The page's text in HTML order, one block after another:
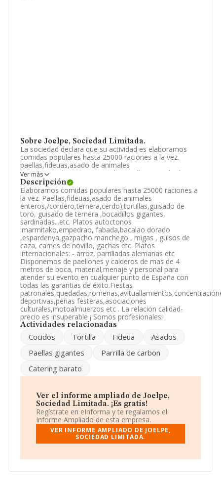
Sobre Joelpe, Sociedad Limitada.
La sociedad declara que su actividad es elaboramos
comidas populares hasta 25000 raciones a la vez.
paellas,fideuas,asado de animales
enteros,/cordero,ternera,cerdo);tortillas,guisado de
toro, guisado de ternera, bocadillos gigantes,
sardinadas..etc. platos autoctonos
:marmitako,empedrao, fabada. La empresa está
registrada como Sociedad Limitada. Su actividad CNAE
es 'Provisión de comidas preparadas para eventos' con
código 5621. La compañía no tiene actividad en
mercados exteriores.
La dirección de correo es
comercial@labambinacatering.com . Puedes visitar su
sitio web:www.labambinacatering.com.
La sociedad españolaJoelpe, Sociedad Limitada, CIF
B88685615, tiene su domicilio social establecido en
Calle Benigafull núm. 58 Piso 3 A, (12600), en el
municipio de La Vall D'uixo, en Castellón, Comunidad
Valenciana.
Con los datos a disposición de INFORMA sobre 3.753
nacional la facturación alcanza la cifra de 1.338 millones
356 mil euros de ventas. En cuanto a la información
INFORMA constan 44 empresas, cuyas ventas han
obtenido los 785 mil euros. Con el fin de ampliar la
antigüedad desde la constitución es de 9 años. La
media de empleados es de 6.
Ver más
Descripción
Elaboramos comidas populares hasta 25000 raciones a
la vez. Paellas,fideuas,asado de animales
enteros,/cordero,ternera,cerdo);tortillas,guisado de
toro, guisado de ternera ,bocadillos gigantes,
sardinadas...etc. Platos autoctonos
:marmitako,empedrao, fabada,bacalao dorado
,espardenya,gazpacho manchego , migas , guisos de
caza, carnes de novillo, gachas etc. Platos
internacionales: - arroz, parrilladas alemanas etc
Disponemos de paellones y calderos de mas de 4
metros de boca, material,menaje y personal para
atender su evento en cualquier punto de España con
todas las garantias de éxito.Fiestas
deportivas,peñas festeras,asociaciones
culturales,motoalmuerzos etc . La relacion calidad-
precio es insuperable ¡ Somos profesionales!
Actividades relacionadas
Cocidos Tortilla Fideua
Asados
Paellas gigantes
Parrilla de carbon
Catering barato
Ver el informe ampliado de Joelpe,
Sociedad Limitada. ¡Es gratis!
Regístrate en eInforma y te regalamos el
Informe Ampliado de esta empresa.
VER INFORME AMPLIADO DE JOELPE,
SOCIEDAD LIMITADA.